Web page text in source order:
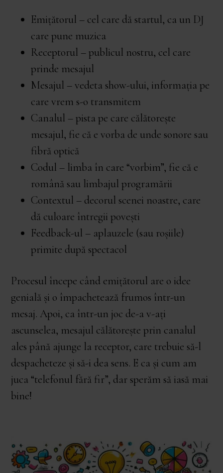
Emițătorul – cel care dă startul, ca un DJ
care pune muzica
Receptorul – publicul nostru, cel care
prinde mesajul
Mesajul – vedeta show-ului, informația pe
care vrem s-o transmitem
Canalul – pista pe care călătorește
mesajul, fie că e vorba de unde sonore sau
fibră optică
Codul – limba în care “vorbim”, fie că e
română sau limbajul programării
Contextul – decorul scenei noastre, care
dă culoare întregii povești
Feedback-ul – aplauzele (sau roșiile)
primite după spectacol
Procesul începe când emițătorul are o idee
genială și o împachetează frumos într-un
mesaj. Apoi, ca într-un joc de-a v-ați
ascunselea, mesajul călătorește prin canalul
ales până ajunge la receptor, care trebuie să-l
despacheteze și să-i dea sens. E ca și cum am
juca “telefonul fără fir”, dar sperăm să iasă mai
bine!